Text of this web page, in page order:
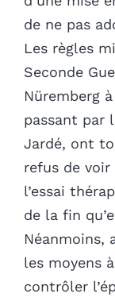
de ne pas
Les règles
Seconde
Nüremberg
passant par
Jardé, ont
refus de
l’essai
de la fin
Néanmoins,
les moyens
contrôler